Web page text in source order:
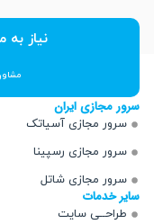
نیاز به مشاوره
مشاوره و پشتیبانی
ایران
مجازی آسیاتک
مجازی رسپینا
مجازی شاتل
سایت